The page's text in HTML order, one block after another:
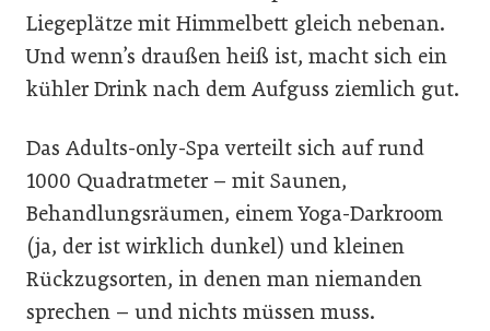
Liegeplätze mit Himmelbett gleich nebenan.
Und wenn’s draußen heiß ist, macht sich ein
kühler Drink nach dem Aufguss ziemlich gut.
Das Adults-only-Spa verteilt sich auf rund
1000 Quadratmeter – mit Saunen,
Behandlungsräumen, einem Yoga-Darkroom
(ja, der ist wirklich dunkel) und kleinen
Rückzugsorten, in denen man niemanden
sprechen – und nichts müssen muss.